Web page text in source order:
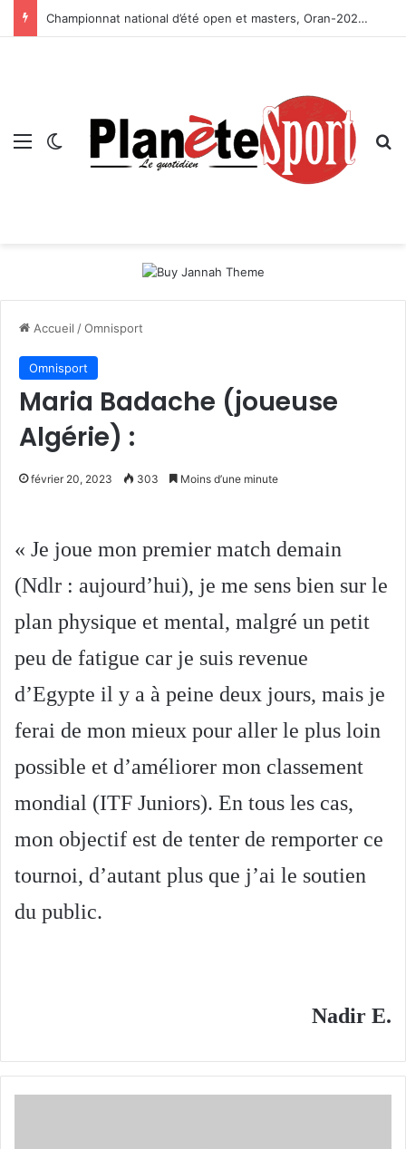
Championnat national d’été open et masters, Oran-2026 — Le CRB s’adjuge le titre
Menu Switch skin
Accueil /Omnisport
Omnisport
Maria Badache (joueuse
Algérie) :
février 20, 2023 303 Moins d’une minute
« Je joue mon premier match demain
(Ndlr : aujourd’hui), je me sens bien sur le
plan physique et mental, malgré un petit
peu de fatigue car je suis revenue
d’Egypte il y a à peine deux jours, mais je
ferai de mon mieux pour aller le plus loin
possible et d’améliorer mon classement
mondial (ITF Juniors). En tous les cas,
mon objectif est de tenter de remporter ce
tournoi, d’autant plus que j’ai le soutien
du public.
Nadir E.